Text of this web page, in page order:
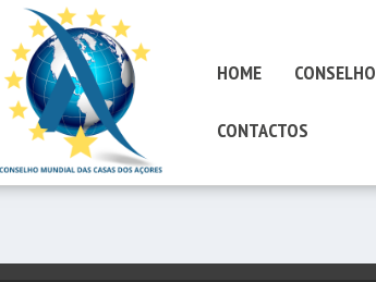
HOME CONSELHO
CONTACTOS